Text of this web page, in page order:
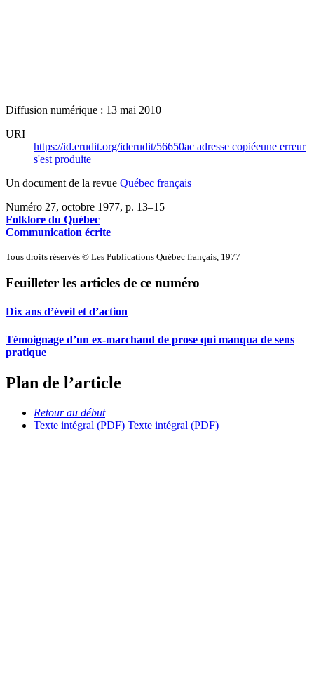
Diffusion numérique : 13 mai 2010
URI
https://id.erudit.org/iderudit/56650ac adresse copiéeune erreur
s'est produite
Un document de la revue Québec français
Numéro 27, octobre 1977, p. 13–15
Folklore du Québec
Communication écrite
Tous droits réservés © Les Publications Québec français, 1977
Feuilleter les articles de ce numéro
Dix ans d’éveil et d’action
Témoignage d’un ex-marchand de prose qui manqua de sens
pratique
Plan de l’article
Retour au début
Texte intégral (PDF) Texte intégral (PDF)